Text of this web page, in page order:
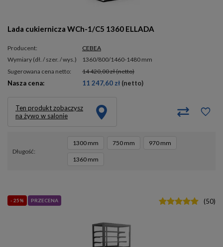
Lada cukiernicza WCh-1/C5 1360 ELLADA
Producent:
CEBEA
wymiary (dł. / szer. / wys.)
1360/800/1460-1480 mm
Sugerowana cena netto:
14 420,00 zł(netto)
Nasza cena: 11 247,60 zł (netto)
Ten produkt zobaczysz
na żywo w salonie
długość
1300 mm 750 mm 970 mm
1360 mm
- 25% PRZECENA (50)